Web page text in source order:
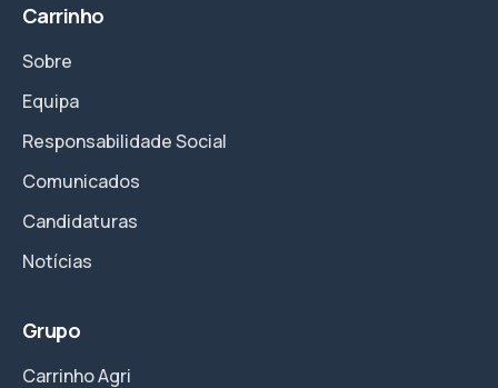
Carrinho
Sobre
Equipa
Responsabilidade Social
Comunicados
Candidaturas
Notícias
Grupo
Carrinho Agri